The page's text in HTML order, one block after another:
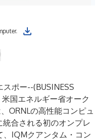
スポー--(BUSINESS
米国エネルギー省オーク
ORNLの高性能コンピュ
合される初のオンプレ
、IQMクアンタム・コン